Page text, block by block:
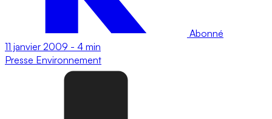
Abonné
11 janvier 2009 - 4 min
Presse Environnement